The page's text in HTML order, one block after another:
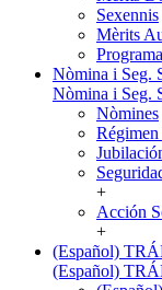
Sexennis
Mèrits
Nòmina i Seg.
Nòmina i Seg.
Nòmines
+
Acción
+
(Español)
(Español)